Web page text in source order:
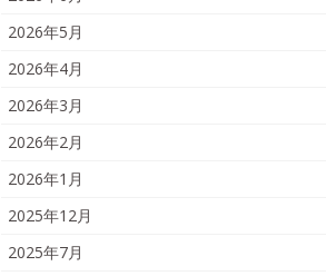
2026年5月
2026年4月
2026年3月
2026年2月
2026年1月
2025年12月
2025年7月